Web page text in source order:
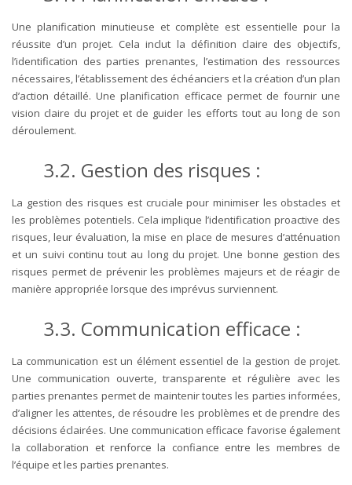
Une planification minutieuse et complète est essentielle pour la
réussite d’un projet. Cela inclut la définition claire des objectifs,
l’identification des parties prenantes, l’estimation des ressources
nécessaires, l’établissement des échéanciers et la création d’un plan
d’action détaillé. Une planification efficace permet de fournir une
vision claire du projet et de guider les efforts tout au long de son
déroulement.
3.2. Gestion des risques :
La gestion des risques est cruciale pour minimiser les obstacles et
les problèmes potentiels. Cela implique l’identification proactive des
risques, leur évaluation, la mise en place de mesures d’atténuation
et un suivi continu tout au long du projet. Une bonne gestion des
risques permet de prévenir les problèmes majeurs et de réagir de
manière appropriée lorsque des imprévus surviennent.
3.3. Communication efficace :
La communication est un élément essentiel de la gestion de projet.
Une communication ouverte, transparente et régulière avec les
parties prenantes permet de maintenir toutes les parties informées,
d’aligner les attentes, de résoudre les problèmes et de prendre des
décisions éclairées. Une communication efficace favorise également
la collaboration et renforce la confiance entre les membres de
l’équipe et les parties prenantes.